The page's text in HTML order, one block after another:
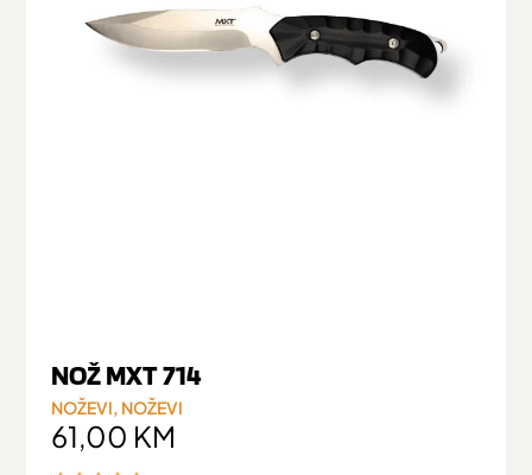
NOŽ MXT 714
NOŽEVI, NOŽEVI
61,00 KM